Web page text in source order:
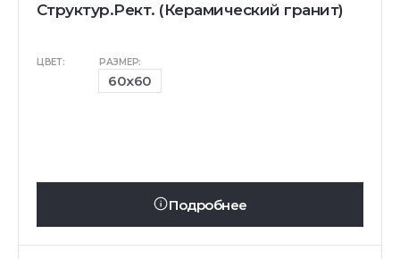
Структур.Рект. (Керамический гранит)
ЦВЕТ: РАЗМЕР:
60x60
Подробнее